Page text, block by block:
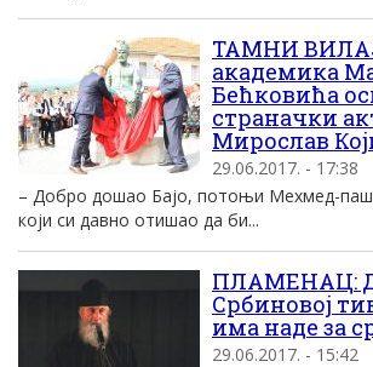
ТАМНИ
академика
Бећковића
страначки
Мирослав
29.06.2017. - 17:38
– Добро дошао Бајо, потоњи Мехмед-
који си давно отишао да би...
ПЛАМЕНАЦ:
Србиновој
има наде за
29.06.2017. - 15:42